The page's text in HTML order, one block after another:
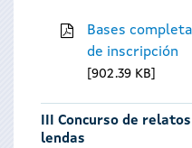
Bases
de inscripción
902.39 KB
III Concurso de
lendas